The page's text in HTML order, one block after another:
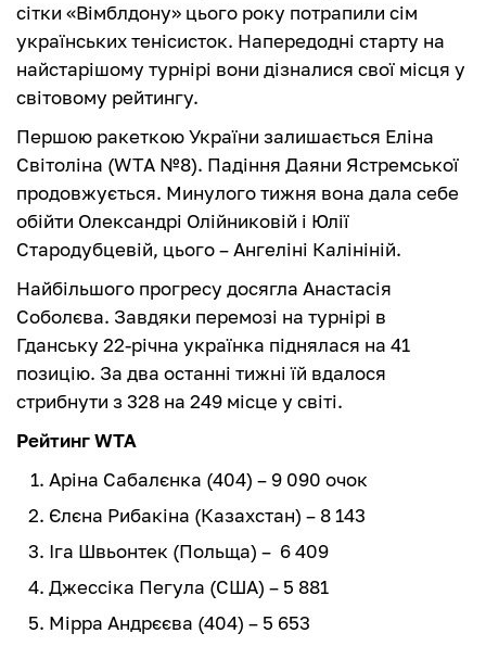
сітки «Вімблдону» цього року потрапили сім
українських тенісисток. Напередодні старту на
найстарішому турнірі вони дізналися свої місця у
світовому рейтингу.
Першою ракеткою України залишається Еліна
Світоліна (WTA №8). Падіння Даяни Ястремської
продовжується. Минулого тижня вона дала себе
обійти Олександрі Олійниковій і Юлії
Стародубцевій, цього – Ангеліні Калініній.
Найбільшого прогресу досягла Анастасія
Соболєва. Завдяки перемозі на турнірі в
Гданську 22-річна українка піднялася на 41
позицію. За два останні тижні їй вдалося
стрибнути з 328 на 249 місце у світі.
Рейтинг WTA
Аріна Сабалєнка (404) – 9 090 очок
Єлєна Рибакіна (Казахстан) – 8 143
Іга Швьонтек (Польща) – 6 409
Джессіка Пегула (США) – 5 881
Мірра Андрєєва (404) – 5 653